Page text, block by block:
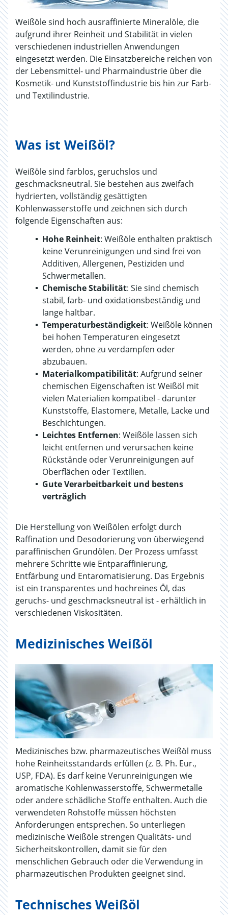
Weißöle sind hoch ausraffinierte Mineralöle, die
aufgrund ihrer Reinheit und Stabilität in vielen
verschiedenen industriellen Anwendungen
eingesetzt werden. Die Einsatzbereiche reichen von
der Lebensmittel- und Pharmaindustrie über die
Kosmetik- und Kunststoffindustrie bis hin zur Farb-
und Textilindustrie.
Was ist Weißöl?
Weißöle sind farblos, geruchslos und
geschmacksneutral. Sie bestehen aus zweifach
hydrierten, vollständig gesättigten
Kohlenwasserstoffe und zeichnen sich durch
folgende Eigenschaften aus:
Hohe Reinheit: Weißöle enthalten praktisch
keine Verunreinigungen und sind frei von
Additiven, Allergenen, Pestiziden und
Schwermetallen.
Chemische Stabilität: Sie sind chemisch
stabil, farb- und oxidationsbeständig und
lange haltbar.
Temperaturbeständigkeit: Weißöle können
bei hohen Temperaturen eingesetzt
werden, ohne zu verdampfen oder
abzubauen.
Materialkompatibilität: Aufgrund seiner
chemischen Eigenschaften ist Weißöl mit
vielen Materialien kompatibel - darunter
Kunststoffe, Elastomere, Metalle, Lacke und
Beschichtungen.
Leichtes Entfernen: Weißöle lassen sich
leicht entfernen und verursachen keine
Rückstände oder Verunreinigungen auf
Oberflächen oder Textilien.
Gute Verarbeitbarkeit und bestens
verträglich
Die Herstellung von Weißölen erfolgt durch
Raffination und Desodorierung von überwiegend
paraffinischen Grundölen. Der Prozess umfasst
mehrere Schritte wie Entparaffinierung,
Entfärbung und Entaromatisierung. Das Ergebnis
ist ein transparentes und hochreines Öl, das
geruchs- und geschmacksneutral ist - erhältlich in
verschiedenen Viskositäten.
Medizinisches Weißöl
Medizinisches bzw. pharmazeutisches Weißöl muss
hohe Reinheitsstandards erfüllen (z. B. Ph. Eur.,
USP, FDA). Es darf keine Verunreinigungen wie
aromatische Kohlenwasserstoffe, Schwermetalle
oder andere schädliche Stoffe enthalten. Auch die
verwendeten Rohstoffe müssen höchsten
Anforderungen entsprechen. So unterliegen
medizinische Weißöle strengen Qualitäts- und
Sicherheitskontrollen, damit sie für den
menschlichen Gebrauch oder die Verwendung in
pharmazeutischen Produkten geeignet sind.
Technisches Weißöl